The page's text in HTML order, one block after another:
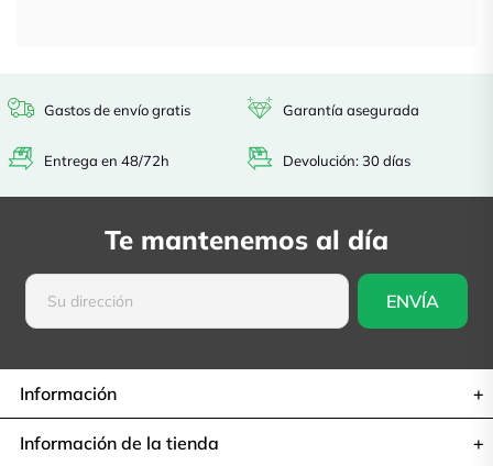
Gastos de envío gratis
Entrega en 48/72h
Garantía asegurada
Devolución: 30 días
Te mantenemos al día
Información
Información de la tienda